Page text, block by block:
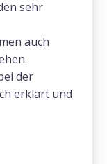
sehr
auch
der
erklärt und